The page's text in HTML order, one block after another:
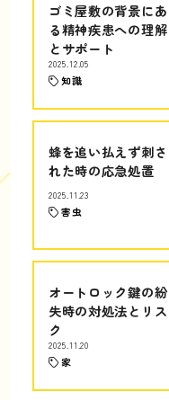
ゴミ屋敷の背景にあ
る精神疾患への理解
とサポート
2025.12.05
知識
蜂を追い払えず刺さ
れた時の応急処置
2025.11.23
害虫
オートロック鍵の紛
失時の対処法とリス
ク
2025.11.20
家